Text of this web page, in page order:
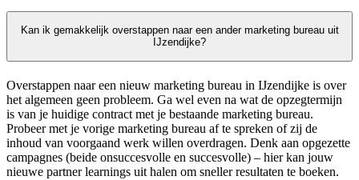
Kan ik gemakkelijk overstappen naar een ander marketing bureau uit
IJzendijke?
Overstappen naar een nieuw marketing bureau in IJzendijke is over
het algemeen geen probleem. Ga wel even na wat de opzegtermijn
is van je huidige contract met je bestaande marketing bureau.
Probeer met je vorige marketing bureau af te spreken of zij de
inhoud van voorgaand werk willen overdragen. Denk aan opgezette
campagnes (beide onsuccesvolle en succesvolle) – hier kan jouw
nieuwe partner learnings uit halen om sneller resultaten te boeken.